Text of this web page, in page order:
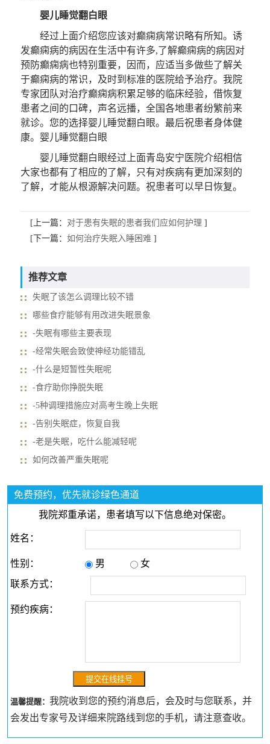
婴儿睡觉翻白眼
经过上面介绍您应该对癫痫病常识略有所知。诱
发癫痫病的病因在生活中有许多,了解癫痫病的病因对
预防癫痫病也特别重要，因而，应适当多做些了解关
于癫痫病的常识，及时到标准的医院给予治疗。我院
专家团队对治疗癫痫病积累足够的临床经验，借恢复
患者之间的口碑，声名远播，全国各地患者纷繁前来
就诊。您的选择婴儿睡觉翻白眼。最后祝患者身体健
康。婴儿睡觉翻白眼
婴儿睡觉翻白眼经过上面青岛安宁医院介绍相信
大家也都有了相应的了解，只有对疾病有更加深刻的
了解，才能从根源解决问题。祝患者可以早日恢复。
[上一篇： 对于患有失眠的患者我们应如何护理 ]
[下一篇： 如何治疗失眠入睡困难]
推荐文章
失眠了该怎么调理比较不错
哪些食疗能够有用改进失眠景象
-失眠有哪些主要表现
-经常失眠会致使神经功能错乱
-什么是短暂性失眠呢
-食疗助你挣脱失眠
-5种调理措施应对高考生晚上失眠
-告别失眠症，恢复自我
-老是失眠，吃什么能减轻呢
如何改善严重失眠呢
免费预约，优先就诊绿色通道
我院郑重承诺，患者填写以下信息绝对保密。
姓名：
性别： 男
女
联系方式：
预约疾病：
温馨提醒：我院收到您的预约消息后，会及时与您联系，并
会发出专家号及详细来院路线到您的手机，请注意查收。